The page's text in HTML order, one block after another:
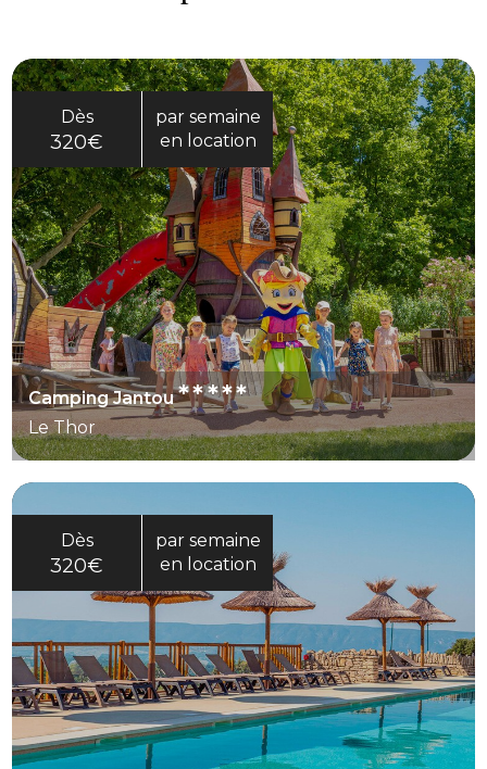
Dès
320€
par semaine
en location
Camping Jantou*****
Le Thor
Dès
320€
par semaine
en location